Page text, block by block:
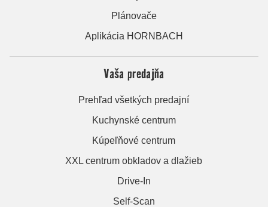
Plánovače
Aplikácia HORNBACH
Vaša predajňa
Prehľad všetkých predajní
Kuchynské centrum
Kúpeľňové centrum
XXL centrum obkladov a dlažieb
Drive-In
Self-Scan